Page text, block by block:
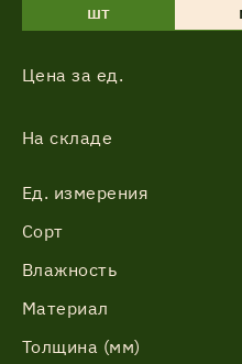
шт
Цена за ед.
На складе
Ед. измерения
Сорт
Влажность
Материал
Толщина (мм)